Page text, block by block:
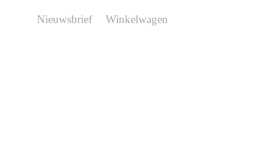
Nieuwsbrief Winkelwagen